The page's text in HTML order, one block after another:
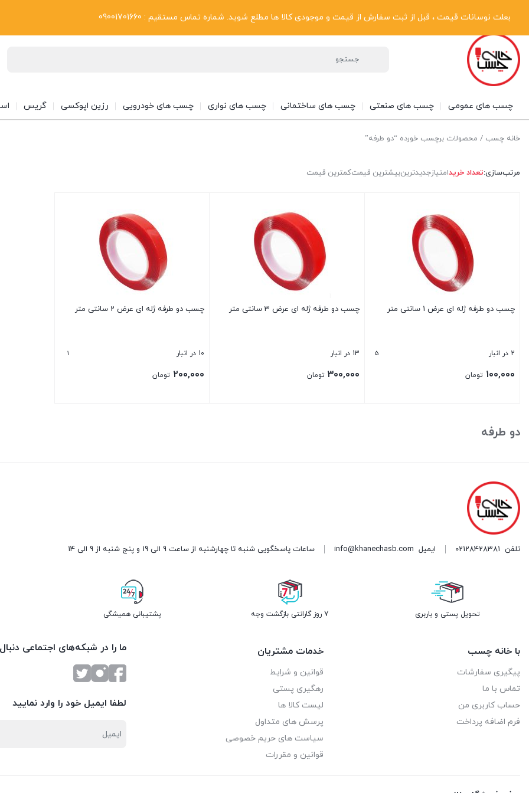
بعلت نوسانات قیمت ، قبل از ثبت سفارش از قیمت و موجودی کالا ها مطلع شوید. شماره تماس مستقیم : 09001701660
پیگیری سفارشات دریافت فاکتور رسمی تماس با ما درباره ما بلاگ
چسب های عمومی چسب های صنعتی چسب های ساختمانی چسب های نواری چسب های خودرویی رزین اپوکسی گریس
خانه چسب / محصولات برچسب خورده “دو طرفه”
مرتب‌سازی:تعداد خریدامتیازجدیدترینبیشترین قیمتکمترین قیمت
چسب دو طرفه ژله ای عرض 1 سانتی متر
2 در انبار 5
۱۰۰,۰۰۰ تومان
چسب دو طرفه ژله ای عرض 3 سانتی متر
13 در انبار
۳۰۰,۰۰۰ تومان
چسب دو طرفه ژله ای عرض 2 سانتی متر
10 در انبار 1
۲۰۰,۰۰۰ تومان
دو طرفه
تلفن 02128428381 ایمیل info@khanechasb.com ساعات پاسخگویی شنبه تا چهارشنبه از ساعت 9 الی 19 و پنج شنبه از 9 الی 14
تحویل پستی و باربری 7 روز گارانتی بازگشت وجه پشتیبانی همیشگی
با خانه چسب
پیگیری سفارشات
تماس با ما
حساب کاربری من
فرم اضافه پرداخت
خدمات مشتریان
قوانین و شرایط
رهگیری پستی
لیست کالا ها
پرسش های متداول
سیاست های حریم خصوصی
قوانین و مقررات
ما را در شبکه‌های اجتماعی
لطفا ایمیل خود را وارد نمایید